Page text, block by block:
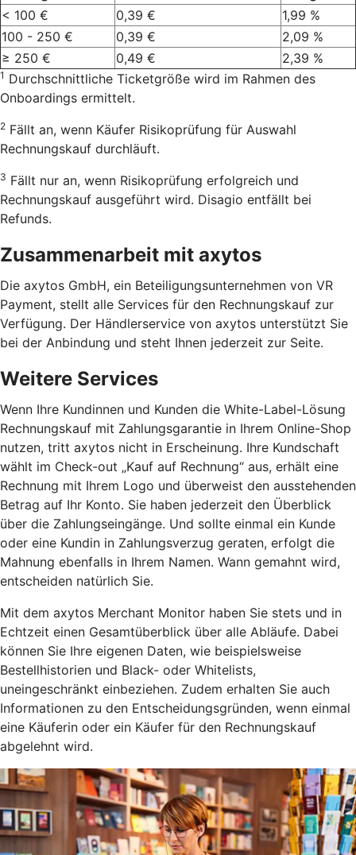
< 100 €
0,39 €
1,99 %
100 - 250 €
0,39 €
2,09 %
≥ 250 €
0,49 € 2,39 %
1 Durchschnittliche Ticketgröße wird im Rahmen des
Onboardings ermittelt.
2 Fällt an, wenn Käufer Risikoprüfung für Auswahl
Rechnungskauf durchläuft.
3 Fällt nur an, wenn Risikoprüfung erfolgreich und
Rechnungskauf ausgeführt wird. Disagio entfällt bei
Refunds.
Zusammenarbeit mit axytos
Die axytos GmbH, ein Beteiligungsunternehmen von VR
Payment, stellt alle Services für den Rechnungskauf zur
Verfügung. Der Händlerservice von axytos unterstützt Sie
bei der Anbindung und steht Ihnen jederzeit zur Seite.
Weitere Services
Wenn Ihre Kundinnen und Kunden die White-Label-Lösung
Rechnungskauf mit Zahlungsgarantie in Ihrem Online-Shop
nutzen, tritt axytos nicht in Erscheinung. Ihre Kundschaft
wählt im Check-out „Kauf auf Rechnung“ aus, erhält eine
Rechnung mit Ihrem Logo und überweist den ausstehenden
Betrag auf Ihr Konto. Sie haben jederzeit den Überblick
über die Zahlungseingänge. Und sollte einmal ein Kunde
oder eine Kundin in Zahlungsverzug geraten, erfolgt die
Mahnung ebenfalls in Ihrem Namen. Wann gemahnt wird,
entscheiden natürlich Sie.
Mit dem axytos Merchant Monitor haben Sie stets und in
Echtzeit einen Gesamtüberblick über alle Abläufe. Dabei
können Sie Ihre eigenen Daten, wie beispielsweise
Bestellhistorien und Black- oder Whitelists,
uneingeschränkt einbeziehen. Zudem erhalten Sie auch
Informationen zu den Entscheidungsgründen, wenn einmal
eine Käuferin oder ein Käufer für den Rechnungskauf
abgelehnt wird.